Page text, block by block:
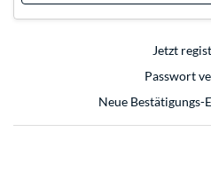
Jetzt
Passwort
Neue